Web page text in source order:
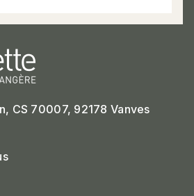
CS 70007, 92178 Vanves